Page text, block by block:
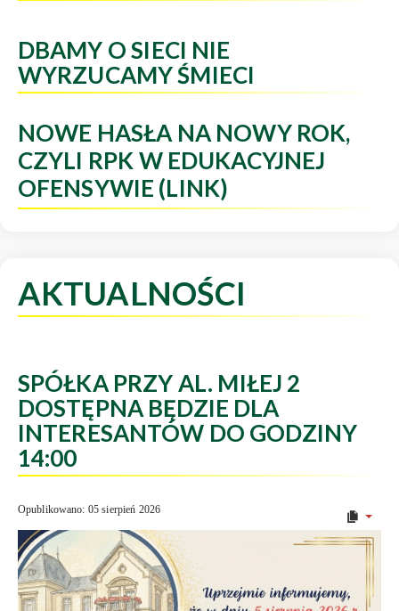
DBAMY O SIECI NIE
WYRZUCAMY ŚMIECI
NOWE HASŁA NA NOWY ROK,
CZYLI RPK W EDUKACYJNEJ
OFENSYWIE (LINK)
AKTUALNOŚCI
SPÓŁKA PRZY AL. MIŁEJ 2
DOSTĘPNA BĘDZIE DLA
INTERESANTÓW DO GODZINY
14:00
Opublikowano: 05 sierpień 2026